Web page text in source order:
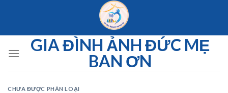
GIA ĐÌNH ẢNH ĐỨC MẸ
BAN ƠN
CHƯA ĐƯỢC PHÂN LOẠI